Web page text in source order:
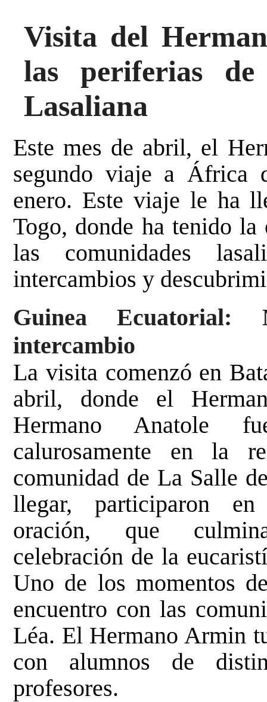
Visita del
las periferias
Lasaliana
Este mes de abril, el
segundo viaje a África
enero. Este viaje le ha
Togo, donde ha tenido la
las comunidades
intercambios y
Guinea Ecuatorial:
intercambio
La visita comenzó en
abril, donde el
Hermano Anatole
calurosamente en la
comunidad de La Salle
llegar, participaron
oración, que
celebración de la
Uno de los momentos
encuentro con las
Léa. El Hermano Armin
con alumnos de
profesores.